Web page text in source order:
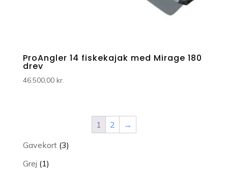
ProAngler 14 fiskekajak med Mirage 180
drev
46.500,00 kr.
1 2
→
Gavekort 33
Grej 11